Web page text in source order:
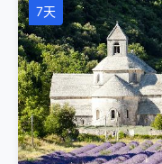
7天